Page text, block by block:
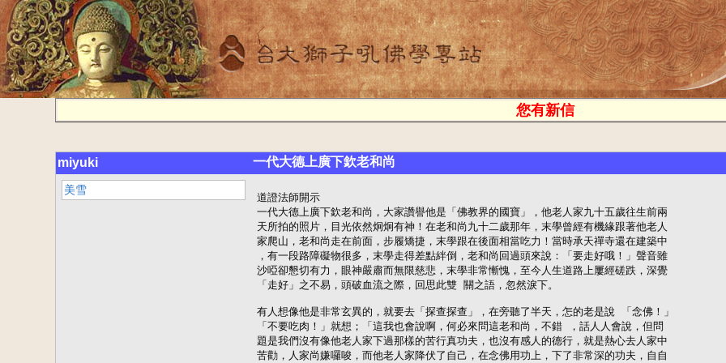
您有新信
miyuki 一代大德上廣下欽老和尚
美雪
道證法師開示
一代大德上廣下欽老和尚，大家讚譽他是「佛教界的國寶」，他老人家九十五歲往生前兩
天所拍的照片，目光依然炯炯有神！在老和尚九十二歲那年，末學曾經有機緣跟著他老人
家爬山，老和尚走在前面，步履矯捷，末學跟在後面相當吃力！當時承天禪寺還在建築中
，有一段路障礙物很多，末學走得差點絆倒，老和尚回過頭來說：「要走好哦！」聲音雖
沙啞卻懇切有力，眼神嚴肅而無限慈悲，末學非常慚愧，至今人生道路上屢經磋跌，深覺
「走好」之不易，頭破血流之際，回思此雙 關之語，忽然淚下。
有人想像他是非常玄異的，就要去「探查探查」，在旁聽了半天，怎的老是說 「念佛！」
「不要吃肉！」就想；「這我也會說啊，何必來問這老和尚，不錯 ，話人人會說，但問
題是我們沒有像他老人家下過那樣的苦行真功夫，也沒有感人的德行，就是熱心去人家中
苦勸，人家尚嫌囉唆，而他老人家降伏了自己，在念佛用功上，下了非常深的功夫，自自